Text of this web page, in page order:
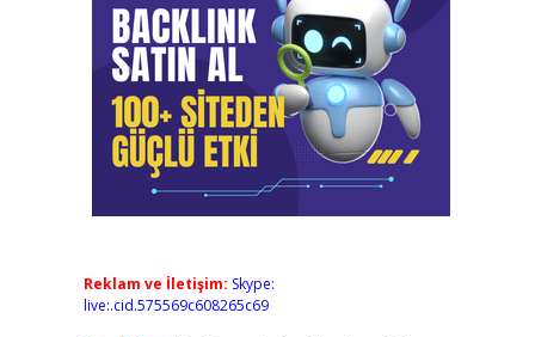
Reklam ve İletişim: Skype:
live:.cid.575569c608265c69